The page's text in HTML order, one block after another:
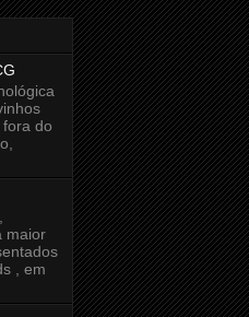
do
maior
, em